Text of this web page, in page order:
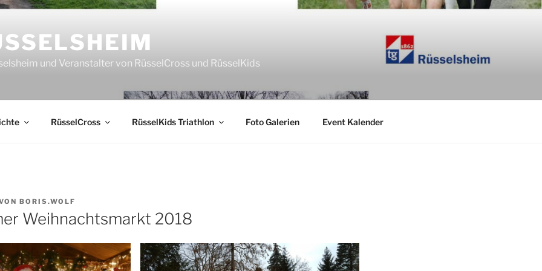
und Veranstalter von RüsselCross und RüsselKids
RüsselCross RüsselKids Triathlon Foto Galerien Event Kalender
BORIS.WOLF
Weihnachtsmarkt 2018